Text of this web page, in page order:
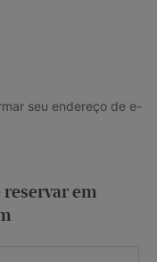
seu endereço de e-
reservar em